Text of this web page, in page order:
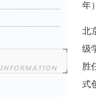
年
北
级
胜
式